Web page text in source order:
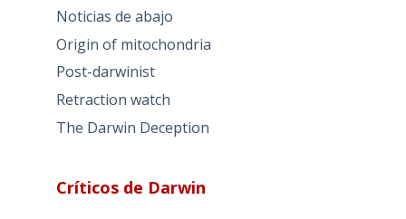
Noticias de abajo
Origin of mitochondria
Post-darwinist
Retraction watch
The Darwin Deception
Críticos de Darwin